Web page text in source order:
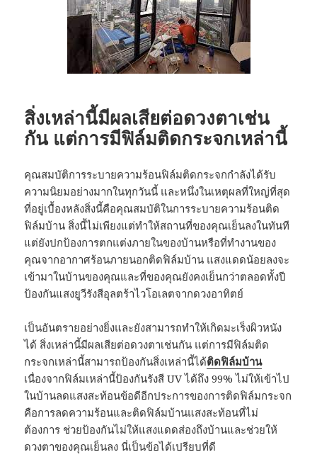
สิ่งเหล่านี้มีผลเสียต่อดวงตาเช่น
กัน แต่การมีฟิล์มติดกระจกเหล่านี้
คุณสมบัติการระบายความร้อนฟิล์มติดกระจกกำลังได้รับ
ความนิยมอย่างมากในทุกวันนี้ และหนึ่งในเหตุผลที่ใหญ่ที่สุด
ที่อยู่เบื้องหลังสิ่งนี้คือคุณสมบัติในการระบายความร้อนติด
ฟิล์มบ้าน สิ่งนี้ไม่เพียงแต่ทำให้สถานที่ของคุณเย็นลงในทันที
แต่ยังปกป้องการตกแต่งภายในของบ้านหรือที่ทำงานของ
คุณจากอากาศร้อนภายนอกติดฟิล์มบ้าน แสงแดดน้อยลงจะ
เข้ามาในบ้านของคุณและที่ของคุณยังคงเย็นกว่าตลอดทั้งปี
ป้องกันแสงยูวีรังสีอุลตร้าไวโอเลตจากดวงอาทิตย์
เป็นอันตรายอย่างยิ่งและยังสามารถทำให้เกิดมะเร็งผิวหนัง
ได้ สิ่งเหล่านี้มีผลเสียต่อดวงตาเช่นกัน แต่การมีฟิล์มติด
กระจกเหล่านี้สามารถป้องกันสิ่งเหล่านี้ได้ติดฟิล์มบ้าน
เนื่องจากฟิล์มเหล่านี้ป้องกันรังสี UV ได้ถึง 99% ไม่ให้เข้าไป
ในบ้านลดแสงสะท้อนข้อดีอีกประการของการติดฟิล์มกระจก
คือการลดความร้อนและติดฟิล์มบ้านแสงสะท้อนที่ไม่
ต้องการ ช่วยป้องกันไม่ให้แสงแดดส่องถึงบ้านและช่วยให้
ดวงตาของคุณเย็นลง นี่เป็นข้อได้เปรียบที่ดี